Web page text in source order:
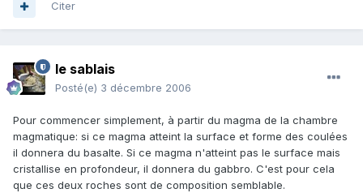
Citer
le sablais
Posté(e) 3 décembre 2006
Pour commencer simplement, à partir du magma de la chambre
magmatique: si ce magma atteint la surface et forme des coulées
il donnera du basalte. Si ce magma n'atteint pas le surface mais
cristallise en profondeur, il donnera du gabbro. C'est pour cela
que ces deux roches sont de composition semblable.